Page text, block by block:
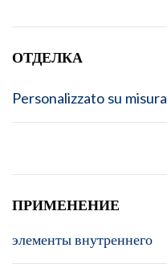
ОТДЕЛКА
Personalizzato su misura
ПРИМЕНЕНИЕ
элементы внутреннего